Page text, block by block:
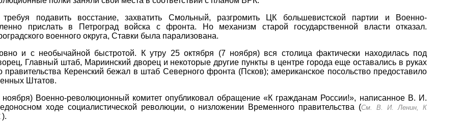
требуя подавить восстание, захватить Смольный, разгромить ЦК большевистской партии и Военно-
прислать в Петроград войска с фронта. Но механизм старой государственной власти отказал.
военного округа, Ставки была парализована.
и с необычайной быстротой. К утру 25 октября (7 ноября) вся столица фактически находилась под
Главный штаб, Мариинский дворец и некоторые другие пункты в центре города еще оставались в руках
правительства Керенский бежал в штаб Северного фронта (Псков); американское посольство предоставило
Штатов.
Военно-революционный комитет опубликовал обращение «К гражданам России!», написанное В. И.
ходе социалистической революции, о низложении Временного правительства (См. В. И. Ленин, К
).